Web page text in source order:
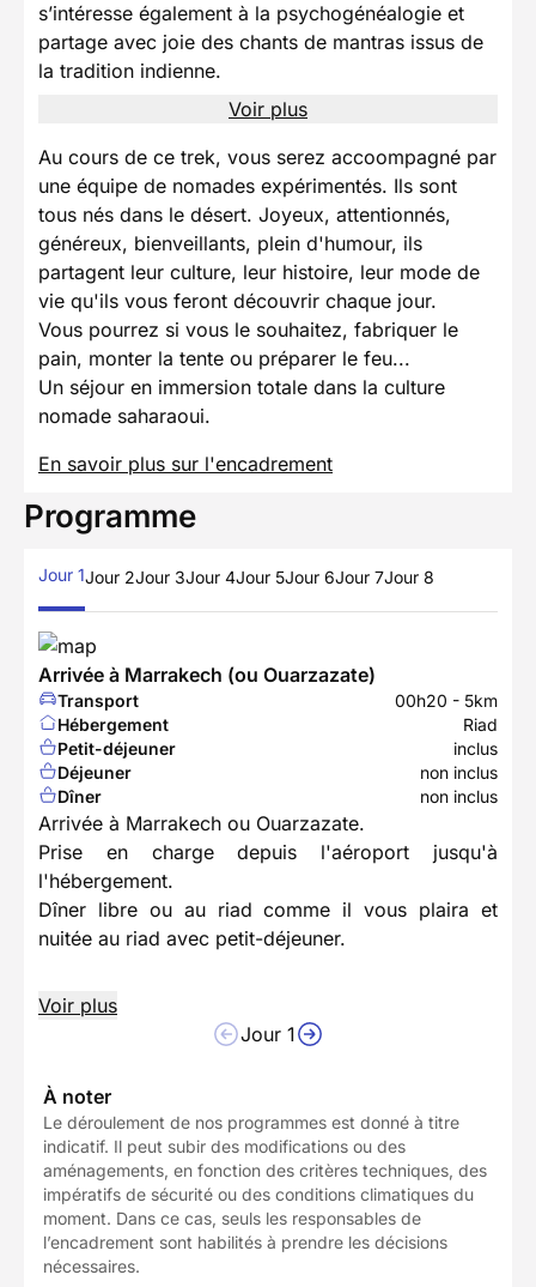
s’intéresse également à la psychogénéalogie et
partage avec joie des chants de mantras issus de
la tradition indienne.
Voir plus
Au cours de ce trek, vous serez accoompagné par
une équipe de nomades expérimentés. Ils sont
tous nés dans le désert. Joyeux, attentionnés,
généreux, bienveillants, plein d'humour, ils
partagent leur culture, leur histoire, leur mode de
vie qu'ils vous feront découvrir chaque jour.
Vous pourrez si vous le souhaitez, fabriquer le
pain, monter la tente ou préparer le feu...
Un séjour en immersion totale dans la culture
nomade saharaoui.
En savoir plus sur l'encadrement
Programme
Jour 1Jour 2Jour 3Jour 4Jour 5Jour 6Jour 7Jour 8
Arrivée à Marrakech (ou Ouarzazate)
Transport
00h20 - 5km
Hébergement
Riad
Petit-déjeuner
inclus
Déjeuner
non inclus
Dîner
non inclus
Arrivée à Marrakech ou Ouarzazate.
Prise en charge depuis l'aéroport jusqu'à
l'hébergement.
Dîner libre ou au riad comme il vous plaira et
nuitée au riad avec petit-déjeuner.
Voir plus
Jour 1
À noter
Le déroulement de nos programmes est donné à titre
indicatif. Il peut subir des modifications ou des
aménagements, en fonction des critères techniques, des
impératifs de sécurité ou des conditions climatiques du
moment. Dans ce cas, seuls les responsables de
l’encadrement sont habilités à prendre les décisions
nécessaires.